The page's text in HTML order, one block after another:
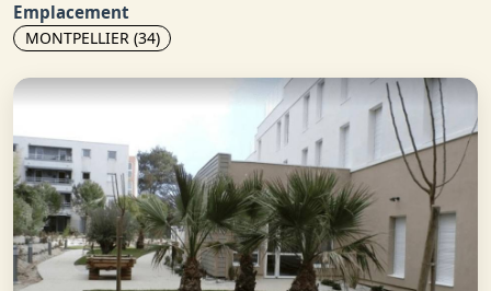
Emplacement
MONTPELLIER (34)